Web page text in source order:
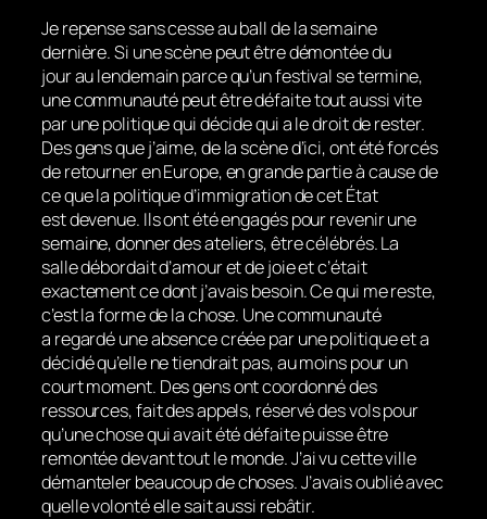
Je repense sans cesse au ball de la semaine
dernière. Si une scène peut être démontée du
jour au lendemain parce qu’un festival se termine,
une communauté peut être défaite tout aussi vite
par une politique qui décide qui a le droit de rester.
Des gens que j’aime, de la scène d’ici, ont été forcés
de retourner en Europe, en grande partie à cause de
ce que la politique d’immigration de cet État
est devenue. Ils ont été engagés pour revenir une
semaine, donner des ateliers, être célébrés. La
salle débordait d’amour et de joie et c’était
exactement ce dont j’avais besoin. Ce qui me reste,
c’est la forme de la chose. Une communauté
a regardé une absence créée par une politique et a
décidé qu’elle ne tiendrait pas, au moins pour un
court moment. Des gens ont coordonné des
ressources, fait des appels, réservé des vols pour
qu’une chose qui avait été défaite puisse être
remontée devant tout le monde. J’ai vu cette ville
démanteler beaucoup de choses. J’avais oublié avec
quelle volonté elle sait aussi rebâtir.